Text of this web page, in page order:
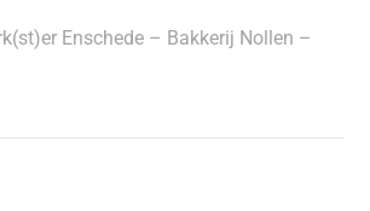
Enschede – Bakkerij Nollen –